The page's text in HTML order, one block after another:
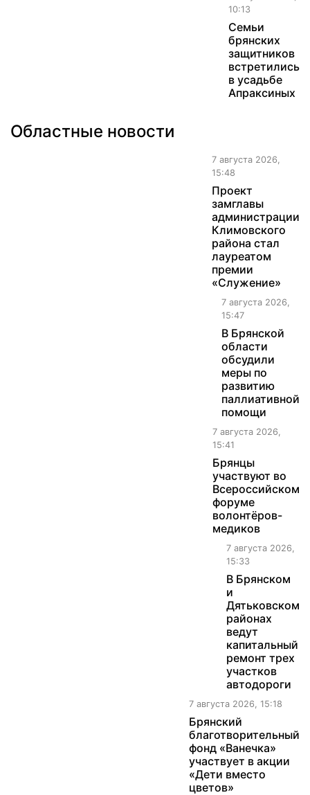
10:13
Семьи
брянских
защитников
встретились
в усадьбе
Апраксиных
Областные новости
7 августа 2026,
15:48
Проект
замглавы
администрации
Климовского
района стал
лауреатом
премии
«Служение»
7 августа 2026,
15:47
В Брянской
области
обсудили
меры по
развитию
паллиативной
помощи
7 августа 2026,
15:41
Брянцы
участвуют во
Всероссийском
форуме
волонтёров-
медиков
7 августа 2026,
15:33
В Брянском
и
Дятьковском
районах
ведут
капитальный
ремонт трех
участков
автодороги
7 августа 2026, 15:18
Брянский
благотворительный
фонд «Ванечка»
участвует в акции
«Дети вместо
цветов»